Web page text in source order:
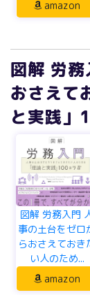
amazon
図解 労
おさえて
と実践」
図解 労務入門
事の土台をゼロ
らおさえておき
い人のため...
amazon